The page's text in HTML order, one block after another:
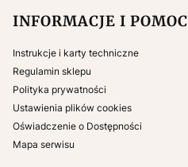
INFORMACJE I POMOC
Instrukcje i karty techniczne
Regulamin sklepu
Polityka prywatności
Ustawienia plików cookies
Oświadczenie o Dostępności
Mapa serwisu